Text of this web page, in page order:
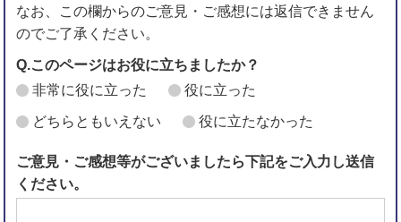
なお、この欄からのご意見・ご感想には返信できません
のでご了承ください。
Q.このページはお役に立ちましたか？
非常に役に立った
役に立った
どちらともいえない 役に立たなかった
ご意見・ご感想等がございましたら下記をご入力し送信
ください。